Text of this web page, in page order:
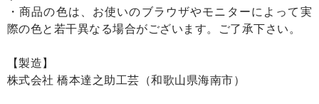
・商品の色は、お使いのブラウザやモニターによって実
際の色と若干異なる場合がございます。ご了承下さい。
【製造】
株式会社 橋本達之助工芸（和歌山県海南市）